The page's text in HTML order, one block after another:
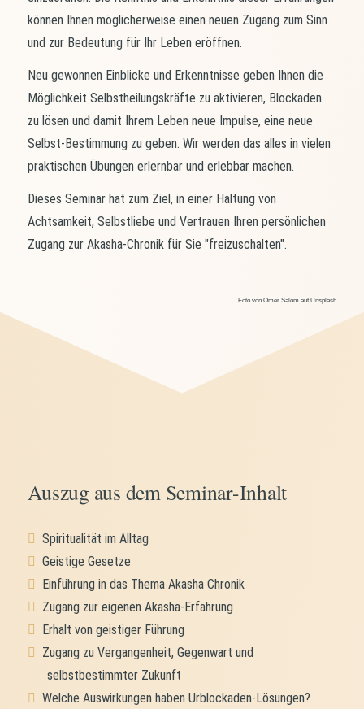
können Ihnen möglicherweise einen neuen Zugang zum Sinn
und zur Bedeutung für Ihr Leben eröffnen.
Neu gewonnen Einblicke und Erkenntnisse geben Ihnen die
Möglichkeit Selbstheilungskräfte zu aktivieren, Blockaden
zu lösen und damit Ihrem Leben neue Impulse, eine neue
Selbst-Bestimmung zu geben. Wir werden das alles in vielen
praktischen Übungen erlernbar und erlebbar machen.
Dieses Seminar hat zum Ziel, in einer Haltung von
Achtsamkeit, Selbstliebe und Vertrauen Ihren persönlichen
Zugang zur Akasha-Chronik für Sie "freizuschalten".
Foto von Omer Salom auf Unsplash
Auszug aus dem Seminar-Inhalt
Spiritualität im Alltag
Geistige Gesetze
Einführung in das Thema Akasha Chronik
Zugang zur eigenen Akasha-Erfahrung
Erhalt von geistiger Führung
Zugang zu Vergangenheit, Gegenwart und
selbstbestimmter Zukunft
Welche Auswirkungen haben Urblockaden-Lösungen?